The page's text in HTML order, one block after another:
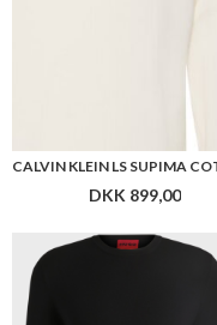
DKK 899,00